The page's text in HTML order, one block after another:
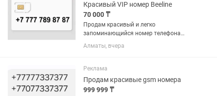
Красивый VIP номер Beeline
70 000 ₸
Продам красивый и легко
запоминающийся номер телефона
Beeline. Номер: +7 777 789 87 87 Цена:
70 000 тенге Отлично подойдёт для
или личного...
Алматы, вчера
Реклама
Продам красивые gsm номера
999 999 ₸